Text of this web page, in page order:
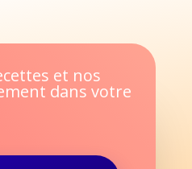
et nos
dans votre